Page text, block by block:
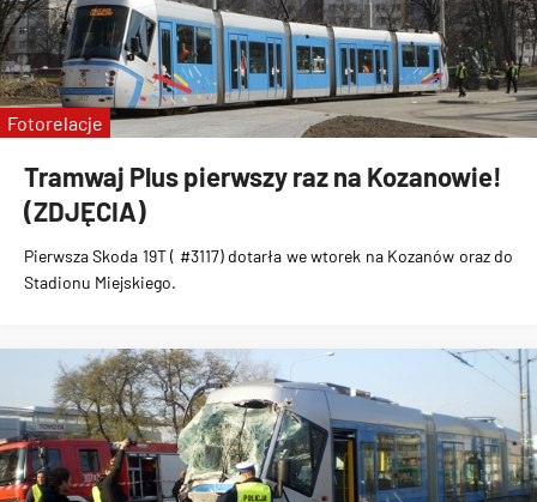
Tramwaj Plus pierwszy raz na Kozanowie!
(ZDJĘCIA)
Pierwsza Skoda 19T ( #3117) dotarła we wtorek na Kozanów oraz do
Stadionu Miejskiego.
Fotorelacje